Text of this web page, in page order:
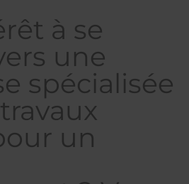
à se
une
spécialisée
un